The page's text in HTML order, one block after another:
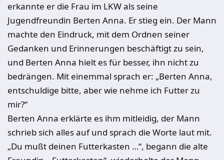
erkannte er die Frau im LKW als seine
Jugendfreundin Berten Anna. Er stieg ein. Der Mann
machte den Eindruck, mit dem Ordnen seiner
Gedanken und Erinnerungen beschäftigt zu sein,
und Berten Anna hielt es für besser, ihn nicht zu
bedrängen. Mit einemmal sprach er: „Berten Anna,
entschuldige bitte, aber wie nehme ich Futter zu
mir?“
Berten Anna erklärte es ihm mitleidig, der Mann
schrieb sich alles auf und sprach die Worte laut mit.
„Du mußt deinen Futterkasten …“, begann die alte